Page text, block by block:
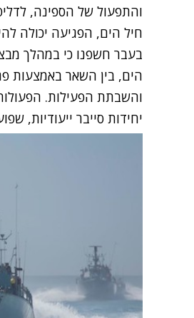
והתפעול של הספינה,
חיל הים, הפגיעה יכולה
בעבר חשפנו כי במהלך מבצע
הים, בין השאר באמצעות
והשבתת הפעילות.
יחידות סייבר ייעודיות,